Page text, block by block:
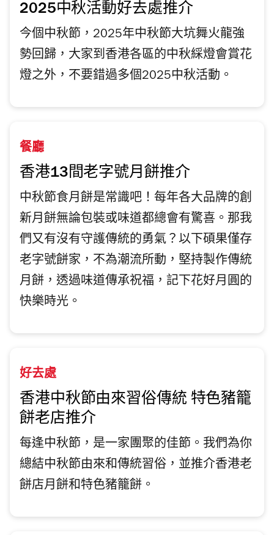
2025中秋活動好去處推介
今個中秋節，2025年中秋節大坑舞火龍強
勢回歸，大家到香港各區的中秋綵燈會賞花
燈之外，不要錯過多個2025中秋活動。
餐廳
香港13間老字號月餅推介
中秋節食月餅是常識吧！每年各大品牌的創
新月餅無論包裝或味道都總會有驚喜。那我
們又有沒有守護傳統的勇氣？以下碩果僅存
老字號餅家，不為潮流所動，堅持製作傳統
月餅，透過味道傳承祝福，記下花好月圓的
快樂時光。
好去處
香港中秋節由來習俗傳統 特色豬籠
餅老店推介
每逢中秋節，是一家團聚的佳節。我們為你
總結中秋節由來和傳統習俗，並推介香港老
餅店月餅和特色豬籠餅。